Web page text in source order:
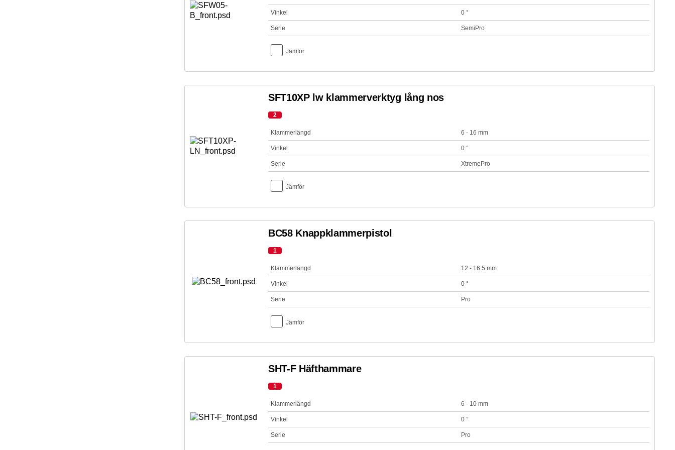
Vinkel 0 °
Serie SemiPro
Jämför
SFT10XP lw klammerverktyg lång nos
2
Klammerlängd 6 - 16 mm
Vinkel 0 °
Serie XtremePro
Jämför
BC58 Knappklammerpistol
1
Klammerlängd 12 - 16.5 mm
Vinkel 0 °
Serie Pro
Jämför
SHT-F Häfthammare
1
Klammerlängd 6 - 10 mm
Vinkel 0 °
Serie Pro